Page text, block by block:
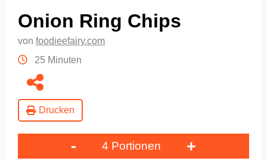
Onion Ring Chips
von foodieefairy.com
25 Minuten
Drucken
- 4 Portionen +